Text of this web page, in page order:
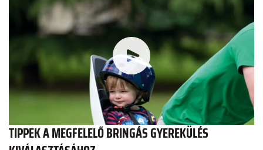
TIPPEK A MEGFELELŐ BRINGÁS GYEREKÜLÉS